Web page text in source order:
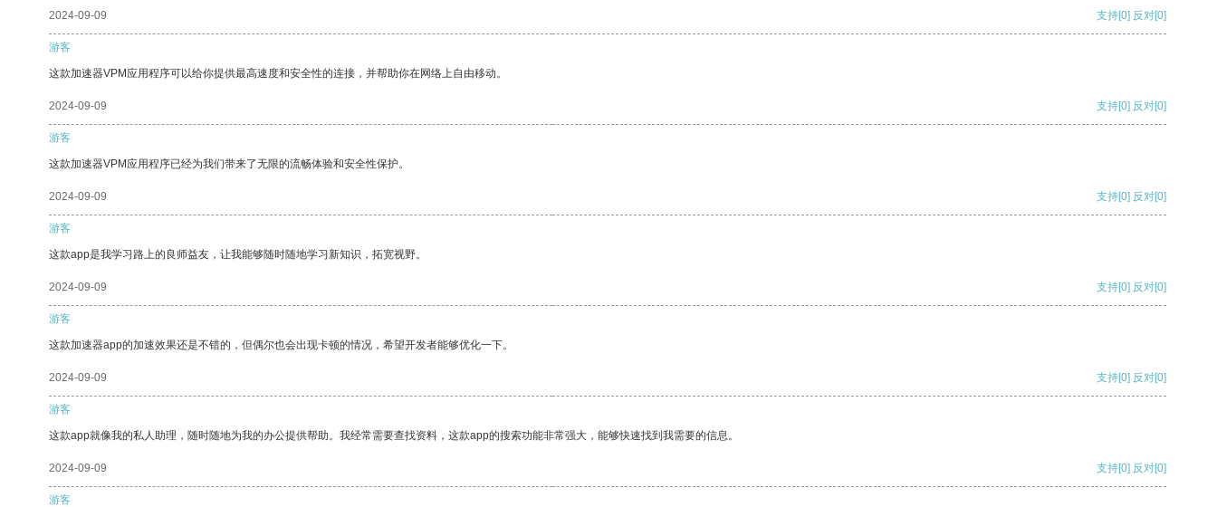
2024-09-09 支持[0] 反对[0]
游客
这款加速器VPM应用程序可以给你提供最高速度和安全性的连接，并帮助你在网络上自由移动。
2024-09-09 支持[0] 反对[0]
游客
这款加速器VPM应用程序已经为我们带来了无限的流畅体验和安全性保护。
2024-09-09 支持[0] 反对[0]
游客
这款app是我学习路上的良师益友，让我能够随时随地学习新知识，拓宽视野。
2024-09-09 支持[0] 反对[0]
游客
这款加速器app的加速效果还是不错的，但偶尔也会出现卡顿的情况，希望开发者能够优化一下。
2024-09-09 支持[0] 反对[0]
游客
这款app就像我的私人助理，随时随地为我的办公提供帮助。我经常需要查找资料，这款app的搜索功能非常强大，能够快速找到我需要的信息。
2024-09-09 支持[0] 反对[0]
游客